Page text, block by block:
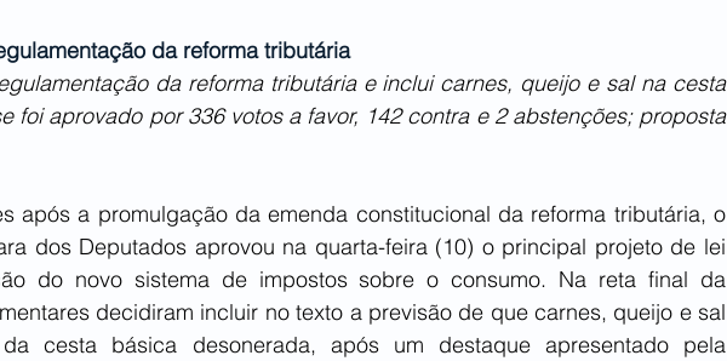
da reforma tributária
da reforma tributária e inclui carnes, queijo e sal na cesta
foi aprovado por 336 votos a favor, 142 contra e 2 abstenções; proposta
após a promulgação da emenda constitucional da reforma tributária, o
dos Deputados aprovou na quarta-feira (10) o principal projeto de lei
do novo sistema de impostos sobre o consumo. Na reta final da
decidiram incluir no texto a previsão de que carnes, queijo e sal
cesta básica desonerada, após um destaque apresentado pela